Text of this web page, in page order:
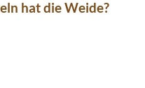
hat die Weide?